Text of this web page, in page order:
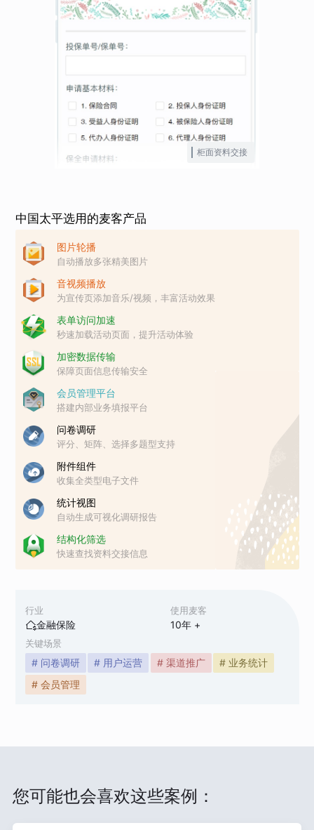
行业
金融保险
使用麦客
10年 +
关键场景
# 问卷调研 # 用户运营 # 渠道推广
# 业务统计
# 会员管理
柜面资料交接
中国太平选用的麦客产品
图片轮播
自动播放多张精美图片
音视频播放
为宣传页添加音乐/视频，丰富活动效果
表单访问加速
秒速加载活动页面，提升活动体验
加密数据传输
保障页面信息传输安全
会员管理平台
搭建内部业务填报平台
问卷调研
评分、矩阵、选择多题型支持
附件组件
收集全类型电子文件
统计视图
自动生成可视化调研报告
结构化筛选
快速查找资料交接信息
您可能也会喜欢这些案例：